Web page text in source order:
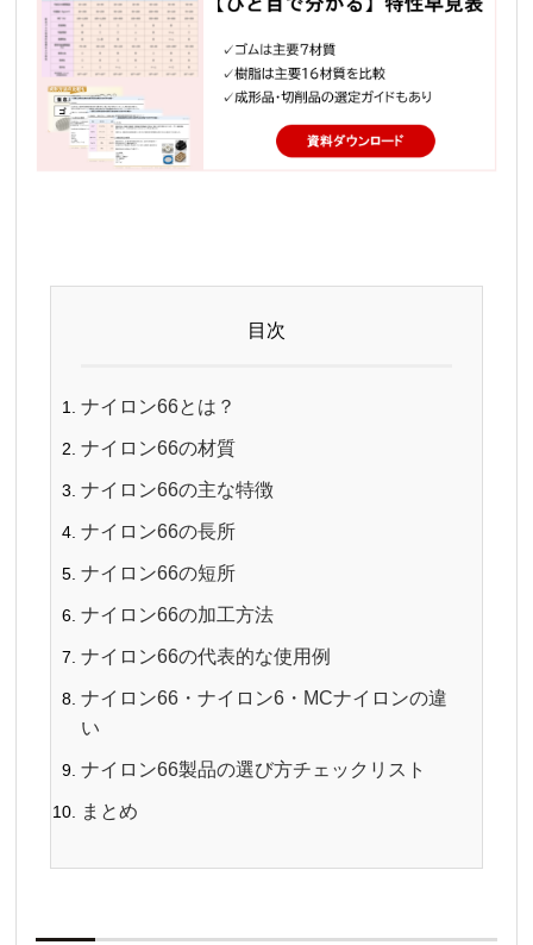
目次
ナイロン66とは？
ナイロン66の材質
ナイロン66の主な特徴
ナイロン66の長所
ナイロン66の短所
ナイロン66の加工方法
ナイロン66の代表的な使用例
ナイロン66 ・ナイロン6・MCナイロンの違
い
ナイロン66製品の選び方チェックリスト
まとめ